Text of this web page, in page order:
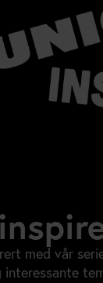
med vår
interessante